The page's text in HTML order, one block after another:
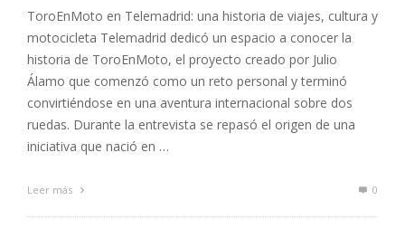
ToroEnMoto en Telemadrid: una historia de viajes, cultura y
motocicleta Telemadrid dedicó un espacio a conocer la
historia de ToroEnMoto, el proyecto creado por Julio
Álamo que comenzó como un reto personal y terminó
convirtiéndose en una aventura internacional sobre dos
ruedas. Durante la entrevista se repasó el origen de una
iniciativa que nació en …
Leer más 0